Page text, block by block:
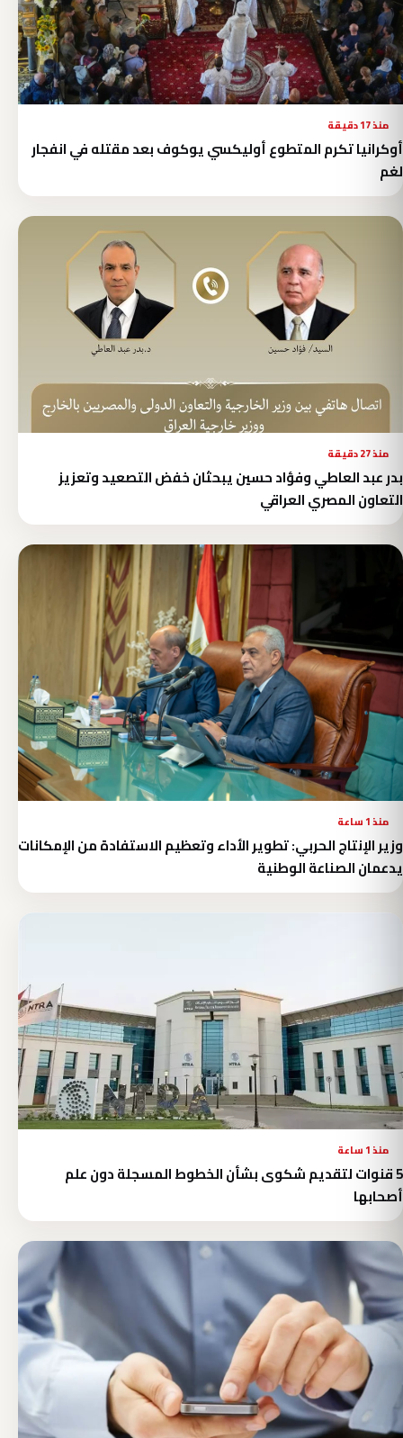
منذ 17 دقيقة
أوكرانيا تكرم المتطوع أوليكسي يوكوف بعد مقتله في انفجار
لغم
منذ 27 دقيقة
بدر عبد العاطي وفؤاد حسين يبحثان خفض التصعيد وتعزيز
التعاون المصري العراقي
منذ 1 ساعة
وزير الإنتاج الحربي: تطوير الأداء وتعظيم الاستفادة من الإمكانات
يدعمان الصناعة الوطنية
منذ 1 ساعة
5 قنوات لتقديم شكوى بشأن الخطوط المسجلة دون علم
أصحابها